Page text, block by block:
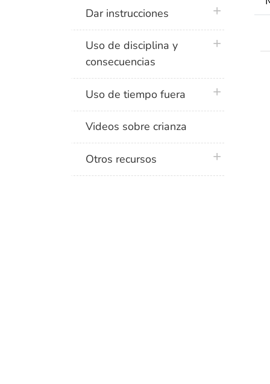
Dar instrucciones plus icon
Uso de disciplina y
consecuencias
plus icon
Uso de tiempo fuera plus icon
Videos sobre crianza
Otros recursos plus icon